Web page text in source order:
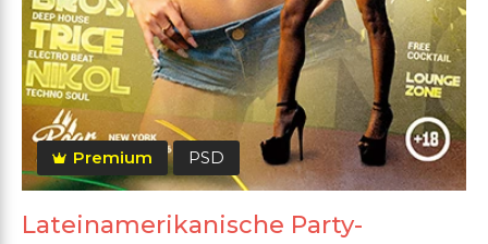
Premium PSD
Lateinamerikanische Party-